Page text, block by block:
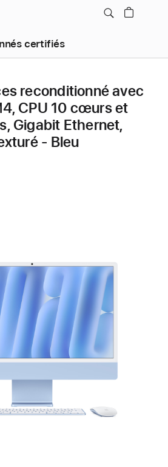
certifiés
reconditionné avec
CPU 10 cœurs et
Gigabit Ethernet,
- Bleu